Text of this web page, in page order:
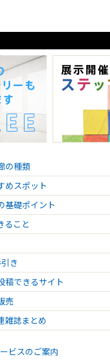
days!”
2nd Solo Exhibition
深町めいしゅう展
Are.
はじまりの問い〜 藤波宏輔 展
の種類
めスポット
基礎ポイント
ること
き
稿できるサイト
売
雑誌まとめ
ビスのご案内